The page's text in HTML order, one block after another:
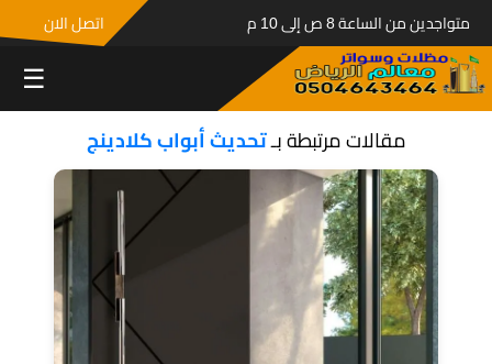
متواجدين من الساعة 8 ص إلى 10 م اتصل الان
☰
مقالات مرتبطة بـتحديث أبواب كلادينج